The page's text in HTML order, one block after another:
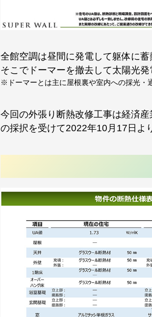
全館空調は昼間に発電して躯体に
そこでドーマーを撤去して太陽光
※ドーマーとは主に屋根裏や室内への採光・
今回の外張り断熱改修工事は経済
の採択を受けて2022年10月17日よ